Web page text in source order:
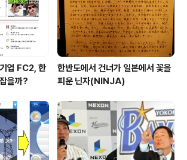
자주 소개가 되기고 하였다. 다만,
업 FC2, 한
을까?
한반도에서 건너가 일본에서 꽃을
피운 닌자(NINJA)